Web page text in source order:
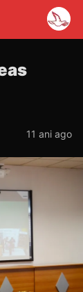
11 ani ago